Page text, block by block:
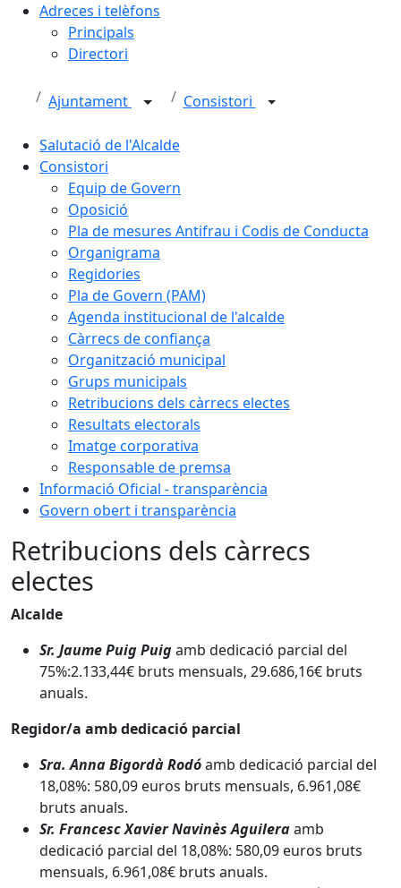
Adreces i telèfons
Principals
Directori
Ajuntament Consistori
Salutació de l'Alcalde
Consistori
Equip de Govern
Oposició
Pla de mesures Antifrau i Codis de Conducta
Organigrama
Regidories
Pla de Govern (PAM)
Agenda institucional de l'alcalde
Càrrecs de confiança
Organització municipal
Grups municipals
Retribucions dels càrrecs electes
Resultats electorals
Imatge corporativa
Responsable de premsa
Informació Oficial - transparència
Govern obert i transparència
Retribucions dels càrrecs
electes
Alcalde
Sr. Jaume Puig Puigamb dedicació parcial del
75%:2.133,44€ bruts mensuals, 29.686,16€ bruts
anuals.
Regidor/a amb dedicació parcial
Sra. Anna Bigordà Rodóamb dedicació parcial del
18,08%: 580,09 euros bruts mensuals, 6.961,08€
bruts anuals.
Sr. Francesc Xavier Navinès Aguileraamb
dedicació parcial del 18,08%: 580,09 euros bruts
mensuals, 6.961,08€ bruts anuals.